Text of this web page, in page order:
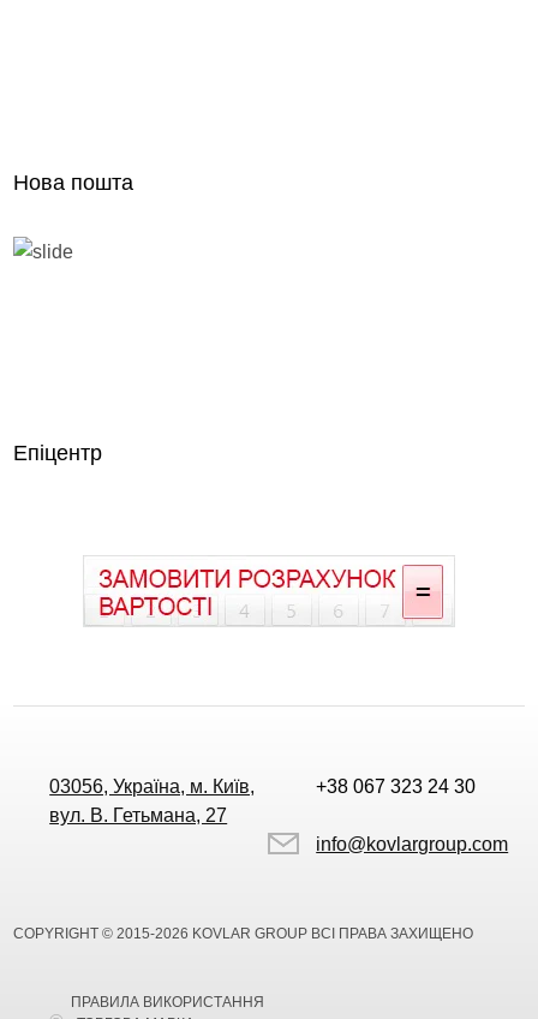
Нова пошта
Епіцентр
03056, Україна, м. Київ,
вул. В. Гетьмана, 27
+38 067 323 24 30
info@kovlargroup.com
COPYRIGHT © 2015-2026 KOVLAR GROUP ВСІ ПРАВА ЗАХИЩЕНО
ПРАВИЛА ВИКОРИСТАННЯ